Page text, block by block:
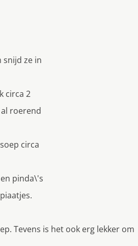
snijd ze in
circa 2
roerend
circa
pinda\'s
Tevens is het ook erg lekker om